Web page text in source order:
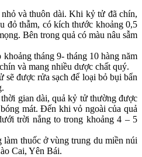
và thuôn dài. Khi kỷ tử đã chín,
đỏ thẫm, có kích thước khoảng 0,5
Bên trong quả có màu nâu sẫm
tháng 9- tháng 10 hàng năm
và mang nhiều dược chất quý.
sẽ được rửa sạch để loại bỏ bụi bẩn
gian dài, quả kỷ tử thường được
mát. Đến khi vỏ ngoài của quả
trời nắng to trong khoảng 4 – 5
thuốc ở vùng trung du miền núi
Cai, Yên Bái.